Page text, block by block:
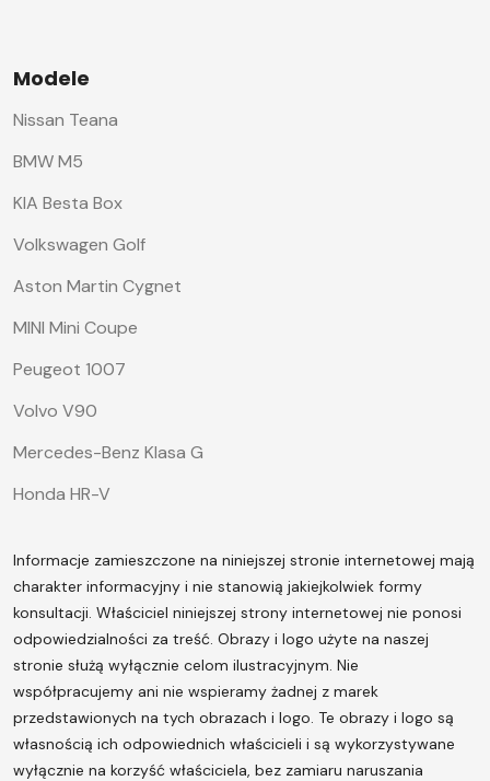
Modele
Nissan Teana
BMW M5
KIA Besta Box
Volkswagen Golf
Aston Martin Cygnet
MINI Mini Coupe
Peugeot 1007
Volvo V90
Mercedes-Benz Klasa G
Honda HR-V
Informacje zamieszczone na niniejszej stronie internetowej mają
charakter informacyjny i nie stanowią jakiejkolwiek formy
konsultacji. Właściciel niniejszej strony internetowej nie ponosi
odpowiedzialności za treść. Obrazy i logo użyte na naszej
stronie służą wyłącznie celom ilustracyjnym. Nie
współpracujemy ani nie wspieramy żadnej z marek
przedstawionych na tych obrazach i logo. Te obrazy i logo są
własnością ich odpowiednich właścicieli i są wykorzystywane
wyłącznie na korzyść właściciela, bez zamiaru naruszania